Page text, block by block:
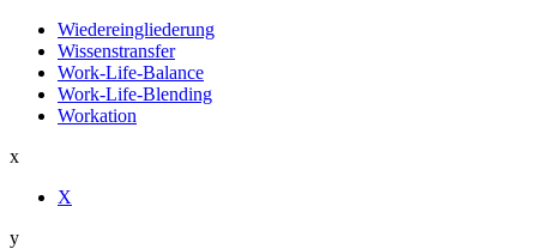
Wiedereingliederung
Wissenstransfer
Work-Life-Balance
Work-Life-Blending
Workation
x
X
y